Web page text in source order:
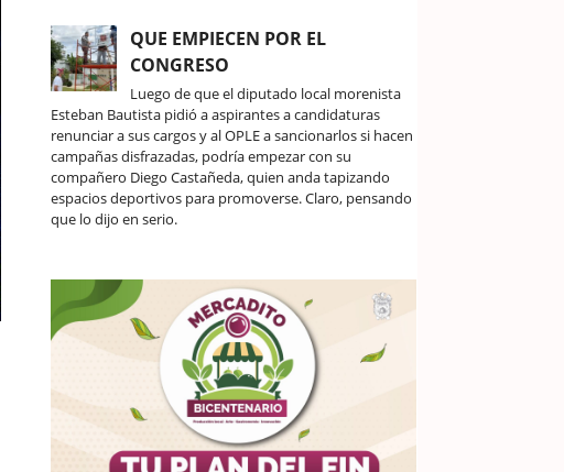
QUE EMPIECEN POR EL
CONGRESO
Luego de que el diputado local morenista
Esteban Bautista pidió a aspirantes a candidaturas
renunciar a sus cargos y al OPLE a sancionarlos si hacen
campañas disfrazadas, podría empezar con su
compañero Diego Castañeda, quien anda tapizando
espacios deportivos para promoverse. Claro, pensando
que lo dijo en serio.